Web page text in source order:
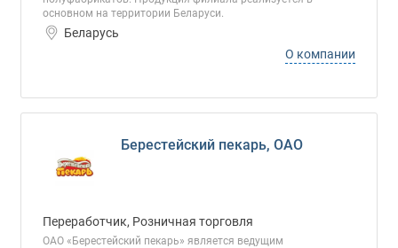
основном на территории Беларуси.
Беларусь
О компании
Берестейский пекарь, ОАО
Переработчик, Розничная торговля
ОАО «Берестейский пекарь» является ведущим